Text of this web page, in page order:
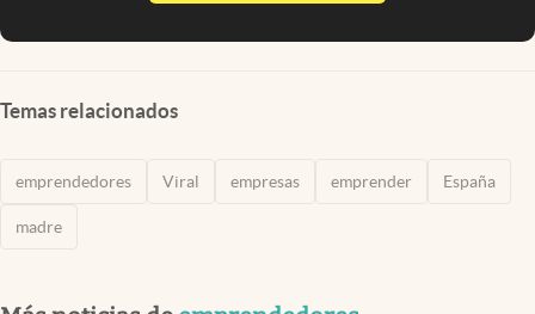
Temas relacionados
emprendedores Viral empresas emprender España
madre